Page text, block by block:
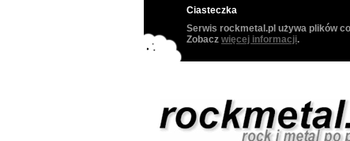
Ciasteczka
Serwis rockmetal.pl używa plików
Zobacz więcej informacji.